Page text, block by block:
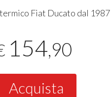
Fiat Ducato dal 1987
154,90
Acquista